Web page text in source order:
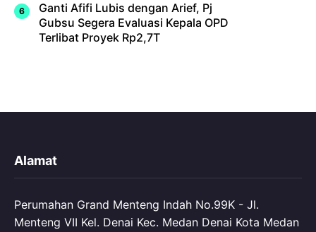
Ganti Afifi Lubis dengan Arief, Pj
Gubsu Segera Evaluasi Kepala OPD
Terlibat Proyek Rp2,7T
Alamat
Perumahan Grand Menteng Indah No.99K - Jl.
Menteng VII Kel. Denai Kec. Medan Denai Kota Medan